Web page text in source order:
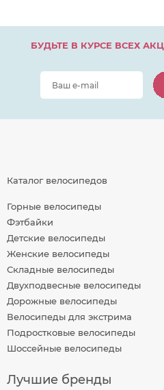
БУДЬТЕ В КУРСЕ ВСЕХ
Каталог велосипедов
Горные велосипеды
Фэтбайки
Детские велосипеды
Женские велосипеды
Складные велосипеды
Двухподвесные велосипеды
Дорожные велосипеды
Велосипеды для экстрима
Подростковые велосипеды
Шоссейные велосипеды
Лучшие бренды